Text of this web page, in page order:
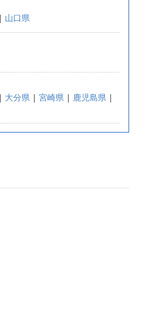
| 山口県
| 大分県 | 宮崎県 | 鹿児島県 |